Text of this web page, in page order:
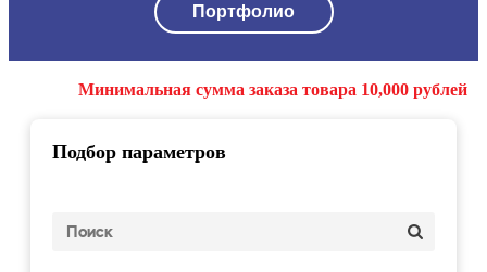
Портфолио
Минимальная сумма заказа товара 10,000 рублей
Подбор параметров